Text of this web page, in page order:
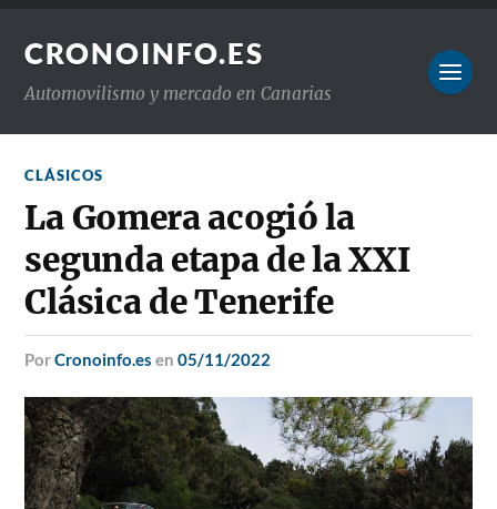
CRONOINFO.ES
Automovilismo y mercado en Canarias
CLÁSICOS
La Gomera acogió la
segunda etapa de la XXI
Clásica de Tenerife
porCronoinfo.es en05/11/2022